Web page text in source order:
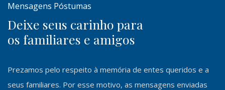
Mensagens Póstumas
Deixe seus carinho para
os familiares e amigos
Prezamos pelo respeito à memória de entes queridos e a
seus familiares. Por esse motivo, as mensagens enviadas